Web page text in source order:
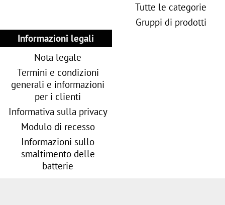
Tutte le categorie
Gruppi di prodotti
Informazioni legali
Nota legale
Termini e condizioni
generali e informazioni
per i clienti
Informativa sulla privacy
Modulo di recesso
Informazioni sullo
smaltimento delle
batterie